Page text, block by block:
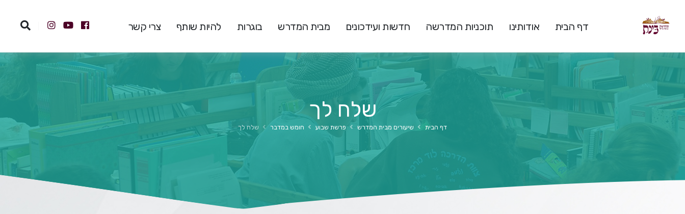
דף הבית אודותינו תוכניות המדרשה חדשות ועידכונים מבית המדרש בוגרות להיות שותף צרי קשר
שלח לך
דף הבית שיעורים מבית המדרש פרשת שבוע חומש במדבר שלח לך